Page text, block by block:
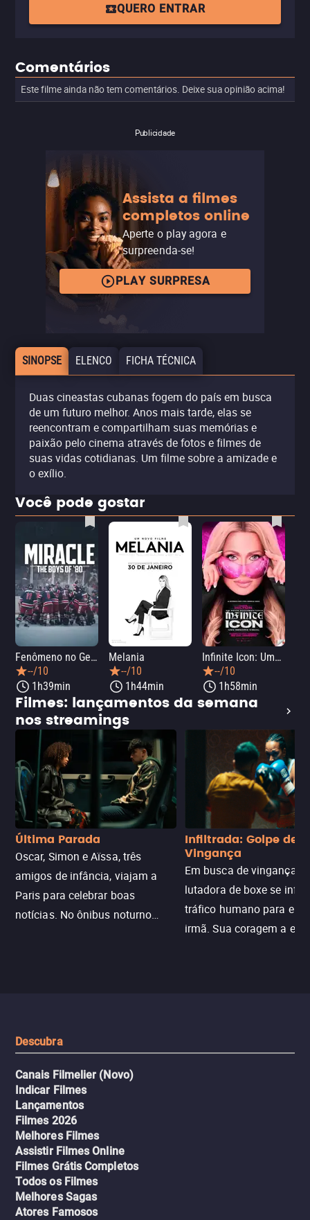
QUERO ENTRAR
Comentários
Este filme ainda não tem comentários. Deixe sua opinião acima!
Publicidade
Assista a filmes
completos online
Aperte o play agora e
surpreenda-se!
PLAY SURPRESA
SINOPSE ELENCO FICHA TÉCNICA
Duas cineastas cubanas fogem do país em busca
de um futuro melhor. Anos mais tarde, elas se
reencontram e compartilham suas memórias e
paixão pelo cinema através de fotos e filmes de
suas vidas cotidianas. Um filme sobre a amizade e
o exílio.
Você pode gostar
Fenômeno no Gelo: Hóquei na Guerra Fria
--/10
1h39min
Melania
--/10
1h44min
Infinite Icon: Uma Memória Visual
--/10
1h58min
Filmes: lançamentos da semana
nos streamings
Última Parada
Oscar, Simon e Aïssa, três
amigos de infância, viajam a
Paris para celebrar boas
notícias. No ônibus noturno
Infiltrada: Golpe de
Vingança
Em busca de vingança,
lutadora de boxe se
tráfico humano para
irmã. Sua coragem a
Descubra
Canais Filmelier (Novo)
Indicar Filmes
Lançamentos
Filmes 2026
Melhores Filmes
Assistir Filmes Online
Filmes Grátis Completos
Todos os Filmes
Melhores Sagas
Atores Famosos